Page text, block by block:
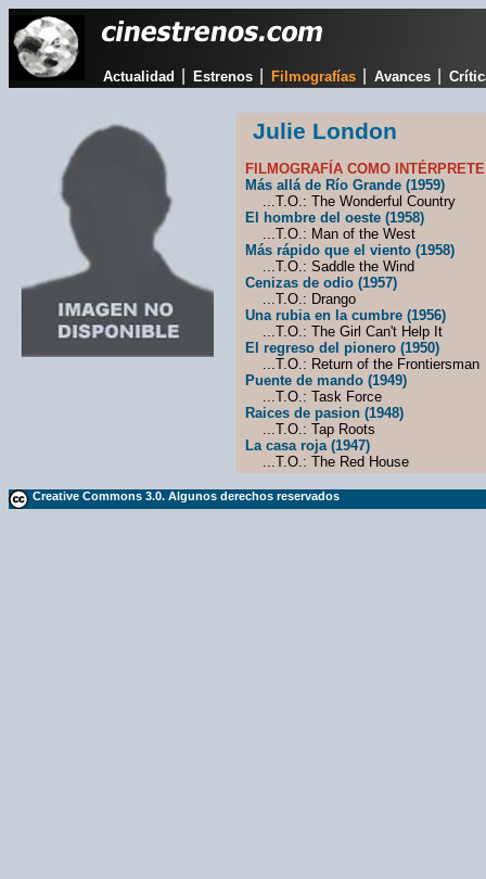
Actualidad Estrenos Filmografías Avances
Julie London
FILMOGRAFÍA COMO
Más allá de Río Grande (1959)
...T.O.: The Wonderful Country
El hombre del oeste (1958)
...T.O.: Man of the West
Más rápido que el viento (1958)
...T.O.: Saddle the Wind
Cenizas de odio (1957)
...T.O.: Drango
Una rubia en la cumbre (1956)
...T.O.: The Girl Can't Help It
El regreso del pionero (1950)
...T.O.: Return of the Frontiersman
Puente de mando (1949)
...T.O.: Task Force
Raices de pasion (1948)
...T.O.: Tap Roots
La casa roja (1947)
...T.O.: The Red House
Creative Commons 3.0. Algunos derechos reservados